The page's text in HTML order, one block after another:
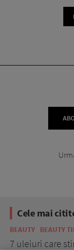
Cele mai
BEAUTY BEAUTY
7 uleiuri care